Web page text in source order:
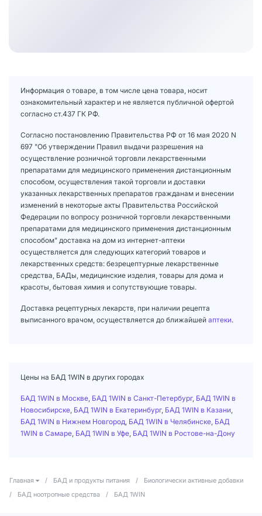
Информация о товаре, в том числе цена товара, носит
ознакомительный характер и не является публичной офертой
согласно ст.437 ГК РФ.
Согласно постановлению Правительства РФ от 16 мая 2020 N
697 "Об утверждении Правил выдачи разрешения на
осуществление розничной торговли лекарственными
препаратами для медицинского применения дистанционным
способом, осуществления такой торговли и доставки
указанных лекарственных препаратов гражданам и внесении
изменений в некоторые акты Правительства Российской
Федерации по вопросу розничной торговли лекарственными
препаратами для медицинского применения дистанционным
способом" доставка на дом из интернет-аптеки
осуществляется для следующих категорий товаров и
лекарственных средств: безрецептурные лекарственные
средства, БАДы, медицинские изделия, товары для дома и
красоты, бытовая химия и сопутствующие товары.
Доставка рецептурных лекарств, при наличии рецепта
выписанного врачом, осуществляется до ближайшей аптеки.
Цены на БАД 1WIN в других городах
БАД 1WIN в Москве БАД 1WIN в Санкт-Петербург, БАД 1WIN в
Новосибирске БАД 1WIN в Екатеринбург, БАД 1WIN в Казани
БАД 1WIN в Нижнем Новгород БАД 1WIN в Челябинске БАД
1WIN в Самаре БАД 1WIN в Уфе БАД 1WIN в Ростове-на-Дону
Главная / БАД и продукты питания /
Биологически активные добавки
/
БАД ноотропные средства / БАД 1WIN